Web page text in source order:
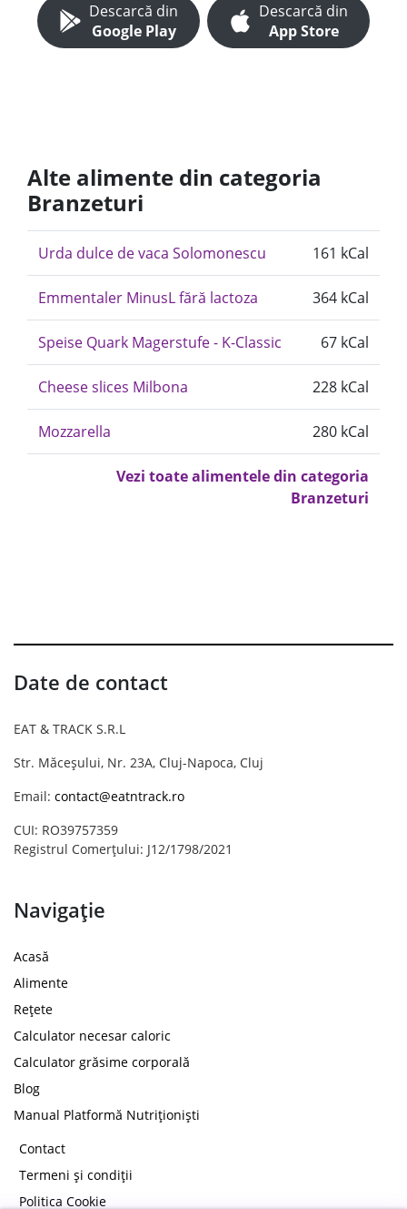
Descarcă din
Google Play
Descarcă din
App Store
Alte alimente din categoria
Branzeturi
Urda dulce de vaca Solomonescu 161 kCal
Emmentaler MinusL fără lactoza 364 kCal
Speise Quark Magerstufe - K-Classic 67 kCal
Cheese slices Milbona 228 kCal
Mozzarella 280 kCal
Vezi toate alimentele din categoria
Branzeturi
Date de contact
EAT & TRACK S.R.L
Str. Măceșului, Nr. 23A, Cluj-Napoca, Cluj
Email: contact@eatntrack.ro
CUI: RO39757359
Registrul Comerțului: J12/1798/2021
Navigație
Acasă
Alimente
Rețete
Calculator necesar caloric
Calculator grăsime corporală
Blog
Manual Platformă Nutriționiști
Contact
Termeni și condiții
Politica Cookie